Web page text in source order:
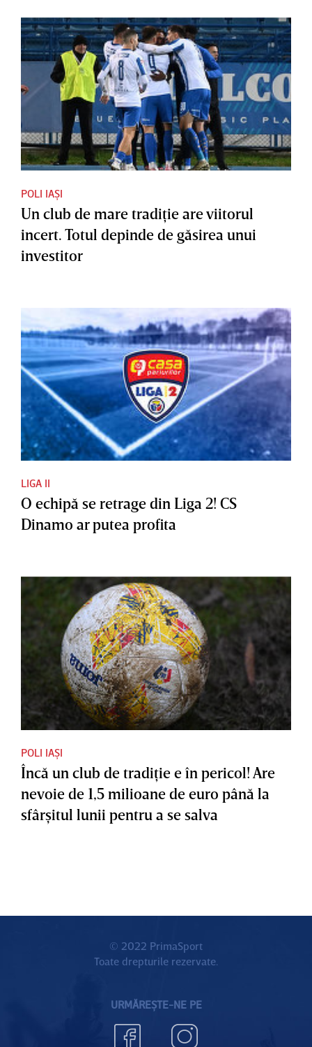
POLI IAȘI
Un club de mare tradiţie are viitorul
incert. Totul depinde de găsirea unui
investitor
LIGA II
O echipă se retrage din Liga 2! CS
Dinamo ar putea profita
POLI IAȘI
Încă un club de tradiţie e în pericol! Are
nevoie de 1,5 milioane de euro până la
sfârşitul lunii pentru a se salva
© 2022 PrimaSport
Toate drepturile rezervate.
URMĂREȘTE-NE PE